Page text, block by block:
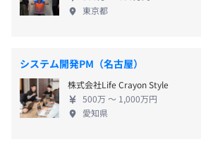
東京都
システム開発PM（名古屋）
株式会社Life Crayon Style
500万 〜 1,000万円
愛知県